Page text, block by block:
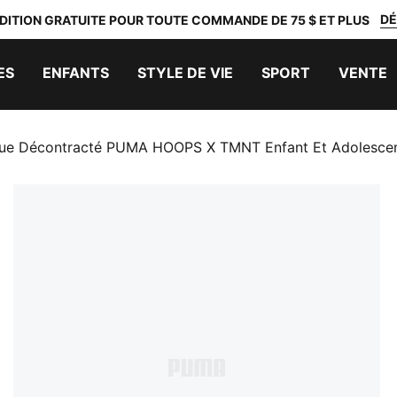
GRATUITE POUR TOUTE COMMANDE DE 75 $ ET PLUS
ENFANTS STYLE DE VIE SPORT VENTE
Décontracté PUMA HOOPS X TMNT Enfant Et